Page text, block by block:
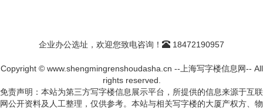
企业办公选址，欢迎您致电咨询！ 18472190957
Copyright © www.shengmingrenshoudasha.cn --上海写字楼信息网-- All
rights reserved.
免责声明：本站为第三方写字楼信息展示平台，所提供的信息来源于互联
网公开资料及人工整理，仅供参考。本站与相关写字楼的大厦产权方、物